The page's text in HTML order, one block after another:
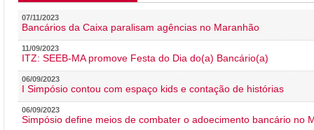
07/11/2023
Bancários da Caixa paralisam agências no Maranhão
11/09/2023
ITZ: SEEB-MA promove Festa do Dia do(a) Bancário(a)
06/09/2023
I Simpósio contou com espaço kids e contação de histórias
06/09/2023
Simpósio define meios de combater o adoecimento bancário no